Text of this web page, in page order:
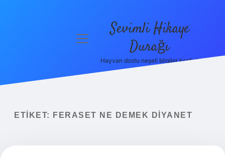
menüyü
Sevimli Hikaye
Durağı
Hayvan dostu neşeli bilgiler keşfet!
ETIKET: FERASET NE DEMEK DIYANET